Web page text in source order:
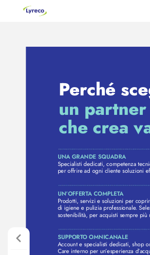
Perché
un
che crea
UNA GRANDE SQUADRA
Specialisti dedicati, competenza
per offrire ad ogni cliente soluzioni
UN’OFFERTA COMPLETA
Prodotti, servizi e soluzioni per
di igiene e pulizia professionale.
sostenibilità, per acquisti sempre più
SUPPORTO OMNICANALE
Account e specialisti dedicati, shop
Care interno per un’esperienza d’